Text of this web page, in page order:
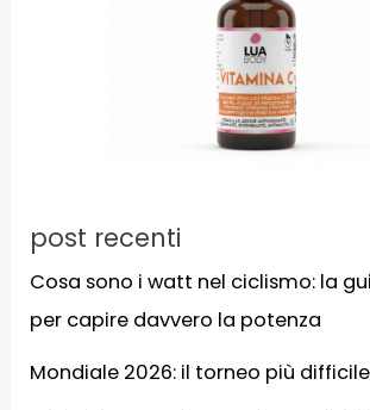
post recenti
Cosa sono i watt nel ciclismo: la
per capire davvero la potenza
Mondiale 2026: il torneo più